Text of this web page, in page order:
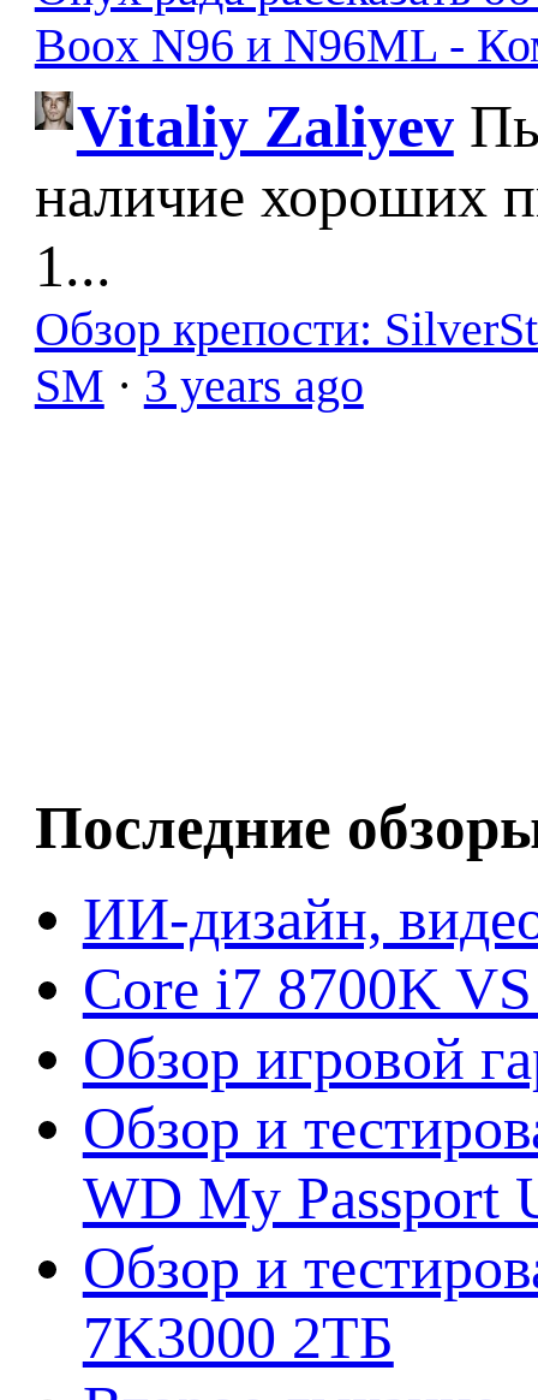
Boox N96 и N96ML -
Vitaliy Zaliyev
наличие хороших
1...
Обзор крепости:
SM · 3 years ago
Последние
ИИ-дизайн,
Core i7 8700K
Обзор игровой
Обзор и
WD My Passport
Обзор и
7K3000 2ТБ